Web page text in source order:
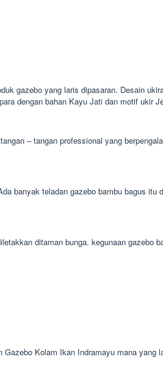
gazebo yang laris dipasaran. Desain
dengan bahan Kayu Jati dan motif ukir
– tangan professional yang
banyak teladan gazebo bambu bagus itu
ditaman bunga. kegunaan gazebo
Kolam Ikan Indramayu mana yang